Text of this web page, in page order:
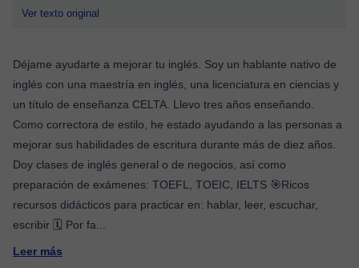
Ver texto original
Déjame ayudarte a mejorar tu inglés. Soy un hablante nativo de
inglés con una maestría en inglés, una licenciatura en ciencias y
un título de enseñanza CELTA. Llevo tres años enseñando.
Como correctora de estilo, he estado ayudando a las personas a
mejorar sus habilidades de escritura durante más de diez años.
Doy clases de inglés general o de negocios, así como
preparación de exámenes: TOEFL, TOEIC, IELTS 🎯Ricos
recursos didácticos para practicar en: hablar, leer, escuchar,
escribir 🗓️ Por fa
Leer más